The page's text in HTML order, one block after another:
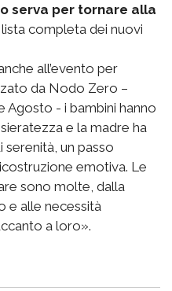
serva per tornare alla
completa dei nuovi
all’evento per
da Nodo Zero –
Agosto - i bambini hanno
e la madre ha
un passo
emotiva. Le
sono molte, dalla
e alle necessità
a loro».